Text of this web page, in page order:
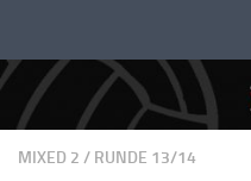
MIXED 2 / RUNDE 13/14